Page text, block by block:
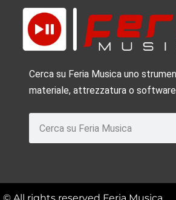
Cerca su Feria Musica uno
materiale, attrezzatura o
© All rights reserved Feria Musica